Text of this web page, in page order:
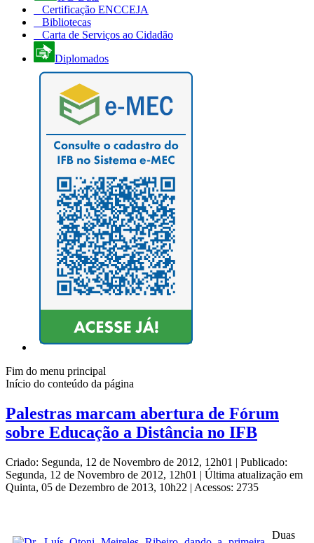
Certificação ENCCEJA
Bibliotecas
Carta de Serviços ao Cidadão
Diplomados
Fim do menu principal
Início do conteúdo da página
Palestras marcam abertura de Fórum
sobre Educação a Distância no IFB
Criado: Segunda, 12 de Novembro de 2012, 12h01 | Publicado:
Segunda, 12 de Novembro de 2012, 12h01 | Última atualização em
Quinta, 05 de Dezembro de 2013, 10h22 | Acessos: 2735
Duas